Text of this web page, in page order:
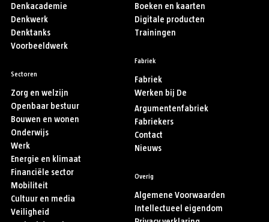
Denkacademie
Denkwerk
Denktanks
Voorbeeldwerk
Sectoren
Zorg en welzijn
Openbaar bestuur
Bouwen en wonen
Onderwijs
Werk
Energie en klimaat
Financiële sector
Mobiliteit
Cultuur en media
Veiligheid
Boeken en kaarten
Digitale producten
Trainingen
Fabriek
Fabriek
Werken bij De
Argumentenfabriek
Fabriekers
Contact
Nieuws
Overig
Algemene Voorwaarden
Intellectueel eigendom